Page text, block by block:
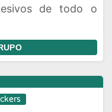
de todo o